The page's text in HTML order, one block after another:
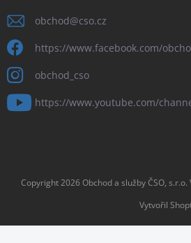
obchod@cso.cz
https://www.facebook.com/
obchod_cso
https://www.youtube.com/
Vytvořil
Copyright 2026Obchod a služby ČSO, s.r.o.